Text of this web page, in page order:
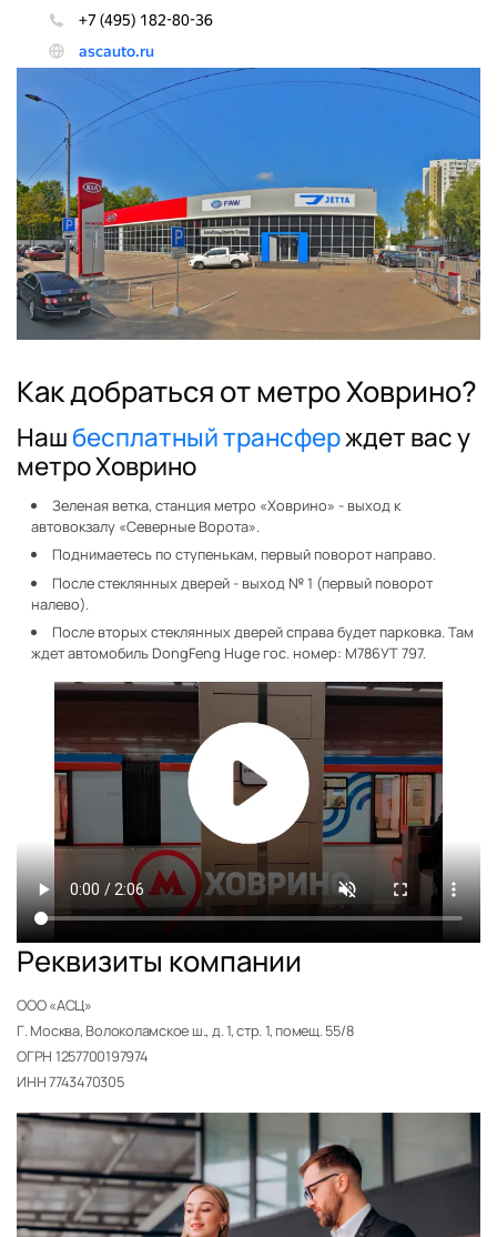
Как добраться от метро Ховрино?
Нашбесплатный трансферждет вас у
метро Ховрино
Зеленая ветка, станция метро «Ховрино» - выход к
автовокзалу «Северные Ворота».
Поднимаетесь по ступенькам, первый поворот направо.
После стеклянных дверей - выход № 1 (первый поворот
налево).
После вторых стеклянных дверей справа будет парковка. Там
ждет автомобиль DongFeng Huge гос. номер: М786УТ 797.
Реквизиты компании
ООО «АСЦ»
Г. Москва, Волоколамское ш., д. 1, стр. 1, помещ. 55/8
ОГРН 1257700197974
ИНН 7743470305